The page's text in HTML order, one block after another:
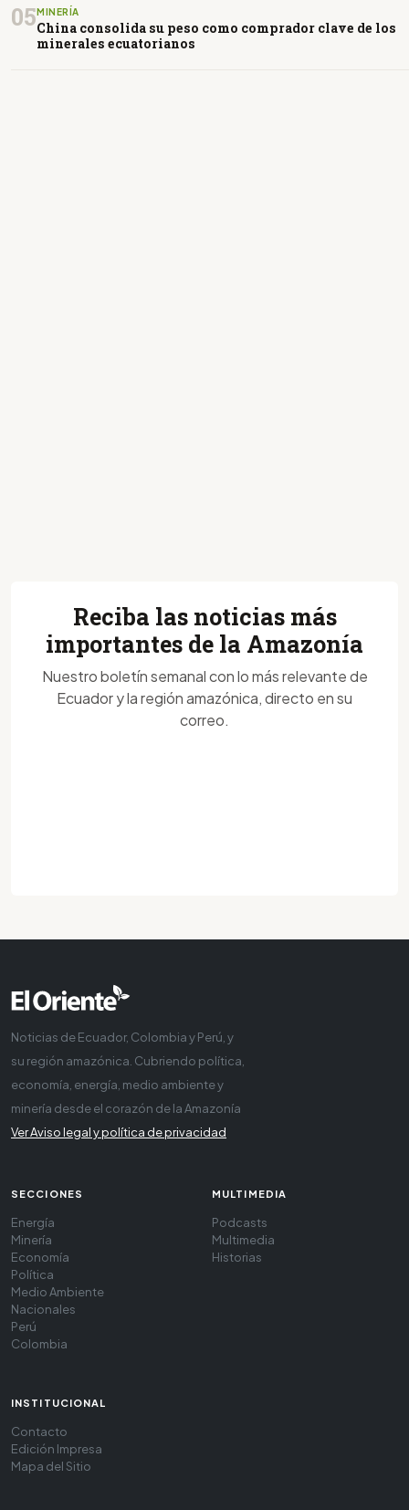
05 MINERÍA
China consolida su peso como comprador clave de los
minerales ecuatorianos
Reciba las noticias más
importantes de la Amazonía
Nuestro boletín semanal con lo más relevante de
Ecuador y la región amazónica, directo en su
correo.
Noticias de Ecuador, Colombia y Perú, y
su región amazónica. Cubriendo política,
economía, energía, medio ambiente y
minería desde el corazón de la Amazonía
Ver Aviso legal y política de privacidad
SECCIONES
Energía
Minería
Economía
Política
Medio Ambiente
Nacionales
Perú
Colombia
MULTIMEDIA
Podcasts
Multimedia
Historias
INSTITUCIONAL
Contacto
Edición Impresa
Mapa del Sitio